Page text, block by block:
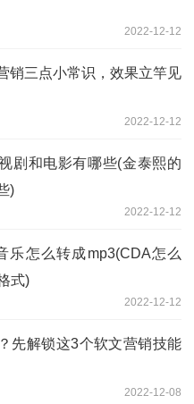
2022-12-12
销三点小常识，效果立竿见
2022-12-12
剧和电影有哪些(金泰熙的
)
2022-12-12
乐怎么转成mp3(CDA怎么
式)
2022-12-12
先解锁这3个软文营销技能
2022-12-08